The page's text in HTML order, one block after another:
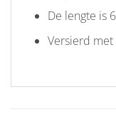
De lengte is
Versierd met